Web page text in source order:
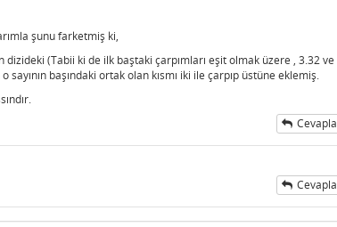
şunu farketmiş ki,
(Tabii ki de ilk baştaki çarpımları eşit olmak üzere , 3.32 ve
sayının başındaki ortak olan kısmı iki ile çarpıp üstüne eklemiş.
Cevapla
Cevapla